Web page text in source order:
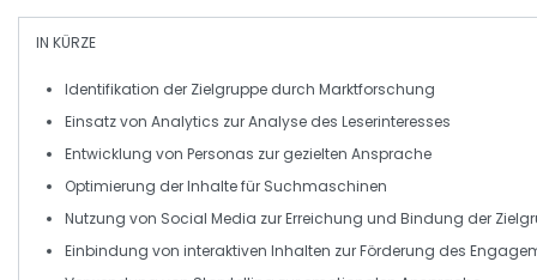
IN KÜRZE
Identifikation der Zielgruppe durch Marktforschung
Einsatz von Analytics zur Analyse des Leserinteresses
Entwicklung von Personas zur gezielten Ansprache
Optimierung der Inhalte für Suchmaschinen
Nutzung von Social Media zur Erreichung und Bindung der
Einbindung von interaktiven Inhalten zur Förderung des